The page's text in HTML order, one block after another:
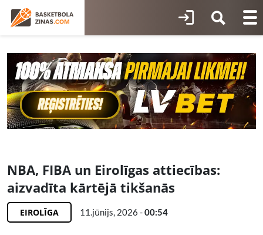
NBA, FIBA un Eirolīgas attiecības:
aizvadīta kārtējā tikšanās
EIROLĪGA 11.jūnijs, 2026 -00:54